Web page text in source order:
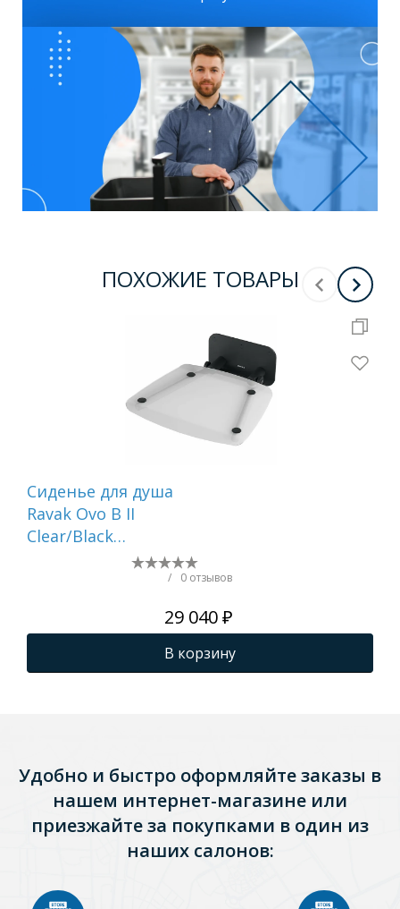
ПОХОЖИЕ ТОВАРЫ
Сиденье для душа
Ravak Ovo B II
Clear/Black
Прозрачное Черное
/ 0 отзывов
29 040 ₽
В корзину
Удобно и быстро оформляйте заказы в
нашем интернет-магазине или
приезжайте за покупками в один из
наших салонов: